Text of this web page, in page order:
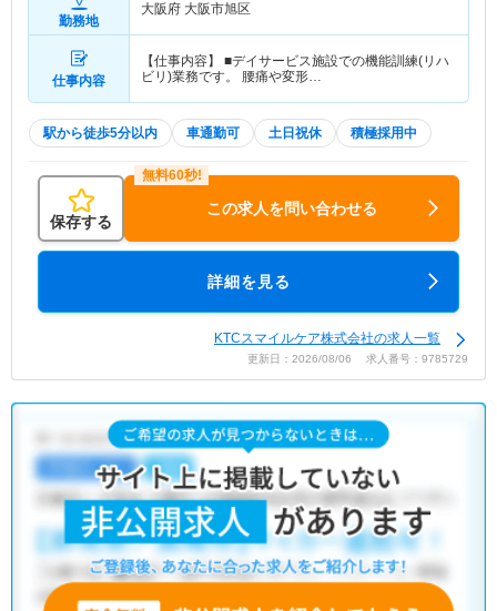
勤務地
大阪府 大阪市旭区
仕事内容
【仕事内容】 ■デイサービス施設での機能訓練(リハ
ビリ)業務です。 腰痛や変形…
駅から徒歩5分以内 車通勤可 土日祝休 積極採用中
保存する
この求人を問い合わせる
詳細を見る
KTCスマイルケア株式会社の求人一覧
更新日：2026/08/06 求人番号：9785729